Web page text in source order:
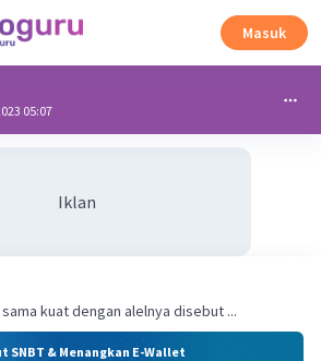
Masuk
05:07
Iklan
kuat dengan alelnya disebut ...
SNBT & Menangkan E-Wallet